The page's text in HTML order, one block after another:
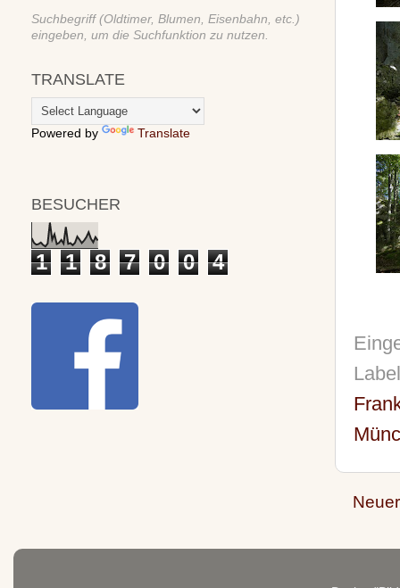
Suchbegriff (Oldtimer, Blumen, Eisenbahn, etc.)
eingeben, um die Suchfunktion zu nutzen.
TRANSLATE
Powered by Translate
BESUCHER
1 1 8 7 0 0 4